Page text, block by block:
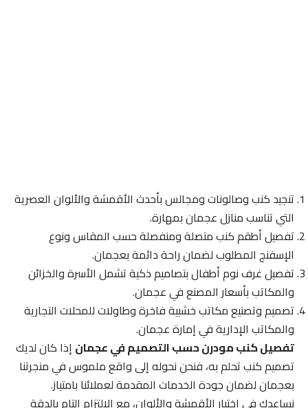
تنجيد كنب وصالونات ومجالس بأحدث الأقمشة والألوان العصرية
التي تناسب منازل عجمان بمهارة.
تفصيل أطقم كنب متصلة ومنفصلة حسب المقاس ونوع
الإسفنج المطلوب لضمان راحة دائمة بعجمان.
تفصيل غرف نوم أطفال بتصاميم ذكية تشمل الأسرة والخزائن
والمكاتب بأسعار المصنع في عجمان.
تصميم وتصنيع مكاتب خشبية فاخرة وطاولات للمحلات التجارية
والمكاتب الإدارية في إمارة عجمان.
تفصيل كنب مودرن حسب التصميم في عجمانإذا كان لديك
تصميم كنب تحلم به، فنحن نحوله إلى واقع ملموس في منجرتنا
بعجمان لضمان جودة الخدمات المقدمة لعملائنا بامتياز.
نساعدك في اختيار الأقمشة والألوان، مع الالتزام التام بالدقة